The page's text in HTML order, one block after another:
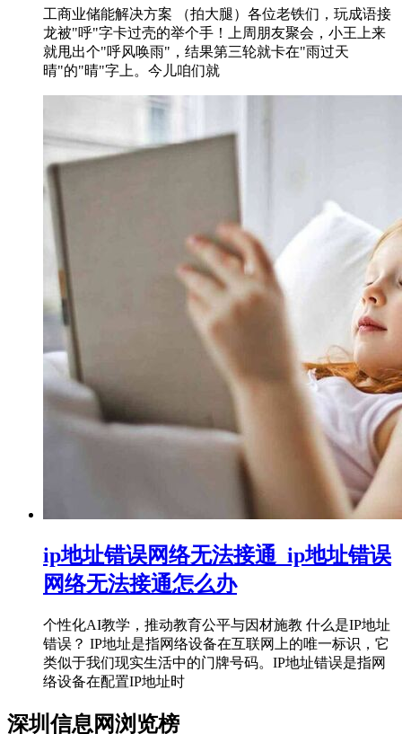
工商业储能解决方案 （拍大腿）各位老铁们，玩成语接
龙被"呼"字卡过壳的举个手！上周朋友聚会，小王上来
就甩出个"呼风唤雨"，结果第三轮就卡在"雨过天
晴"的"晴"字上。今儿咱们就
ip地址错误网络无法接通_ip地址错误
网络无法接通怎么办
个性化AI教学，推动教育公平与因材施教 什么是IP地址
错误？ IP地址是指网络设备在互联网上的唯一标识，它
类似于我们现实生活中的门牌号码。IP地址错误是指网
络设备在配置IP地址时
深圳信息网浏览榜